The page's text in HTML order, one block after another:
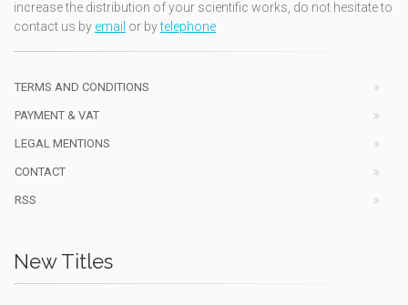
increase the distribution of your scientific works, do not hesitate to
contact us by email or bytelephone
TERMS AND CONDITIONS
PAYMENT & VAT
LEGAL MENTIONS
CONTACT
RSS
New Titles